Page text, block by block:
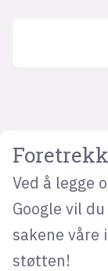
Ved å legge
Google vil
sakene våre
støtten!